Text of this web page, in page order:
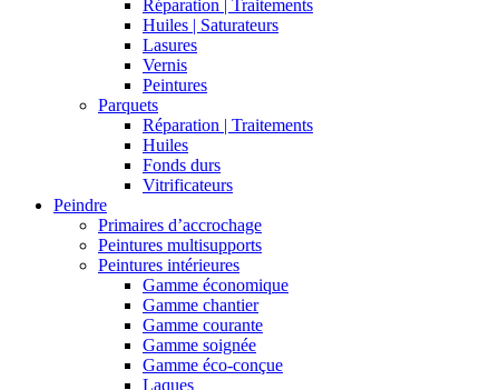
Réparation | Traitements
Huiles | Saturateurs
Lasures
Vernis
Peintures
Parquets
Réparation | Traitements
Huiles
Fonds durs
Vitrificateurs
Peindre
Primaires d’accrochage
Peintures multisupports
Peintures intérieures
Gamme économique
Gamme chantier
Gamme courante
Gamme soignée
Gamme éco-conçue
Laques